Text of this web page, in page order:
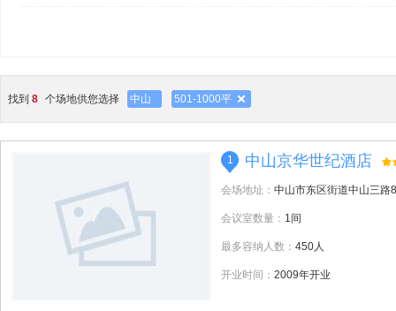
找到 8 个场地供您选择 中山 501-1000平
1 中山京华世纪酒店
会场地址： 中山市东区街道中山三路
会议室数量： 1间
最多容纳人数： 450人
开业时间： 2009年开业